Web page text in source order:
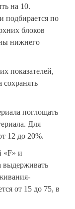
на 10.
подбирается по
блоков
нижнего
показателей,
сохранять
поглощать
Для
12 до 20%.
«F» и
выдерживать
от 15 до 75, в